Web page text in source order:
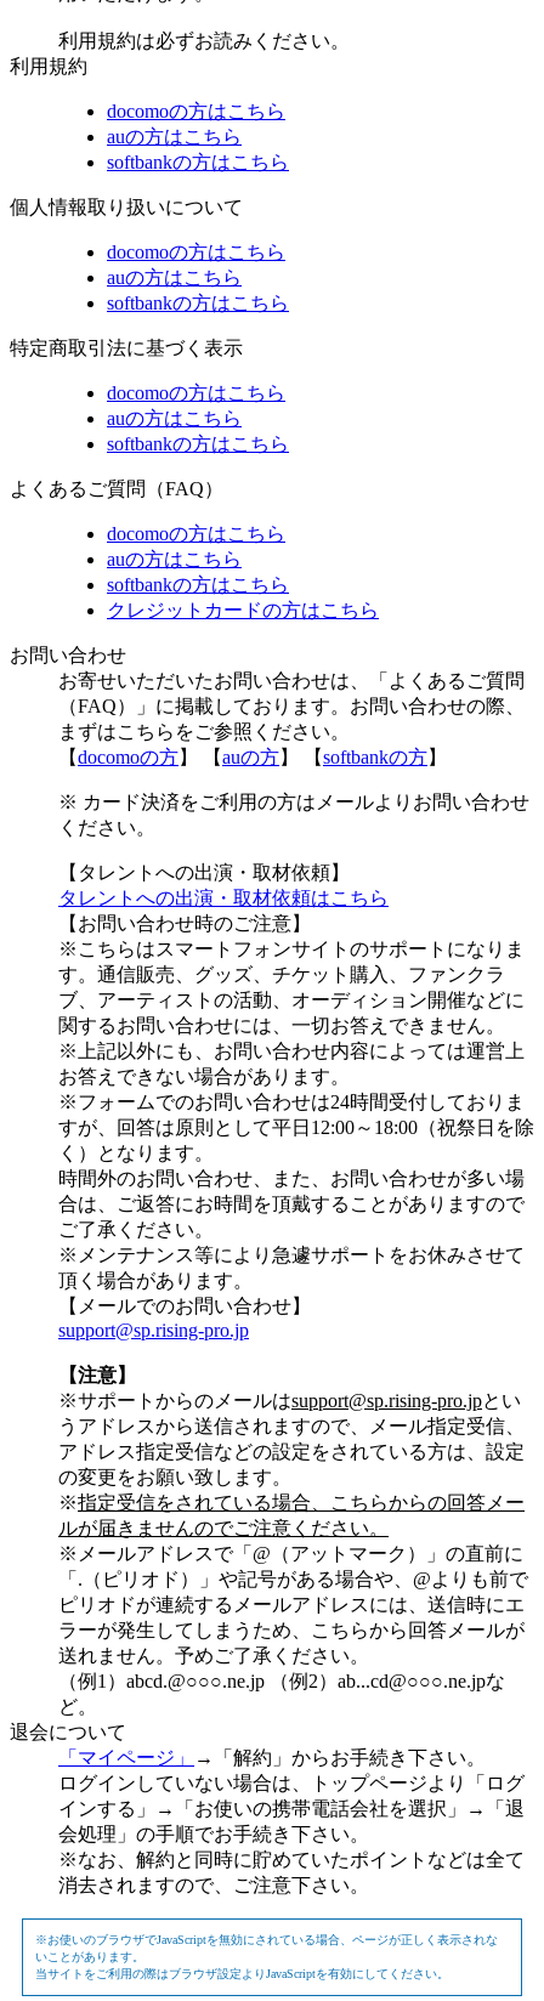
利用規約は必ずお読みください。
利用規約
docomoの方はこちら
auの方はこちら
softbankの方はこちら
個人情報取り扱いについて
docomoの方はこちら
auの方はこちら
softbankの方はこちら
特定商取引法に基づく表示
docomoの方はこちら
auの方はこちら
softbankの方はこちら
よくあるご質問（FAQ）
docomoの方はこちら
auの方はこちら
softbankの方はこちら
クレジットカードの方はこちら
お問い合わせ
お寄せいただいたお問い合わせは、「よくあるご質問
（FAQ）」に掲載しております。お問い合わせの際、
まずはこちらをご参照ください。
【docomoの方】 【auの方】 【softbankの方】
※ カード決済をご利用の方はメールよりお問い合わせ
ください。
【タレントへの出演・取材依頼】
タレントへの出演・取材依頼はこちら
【お問い合わせ時のご注意】
※こちらはスマートフォンサイトのサポートになりま
す。通信販売、グッズ、チケット購入、ファンクラ
ブ、アーティストの活動、オーディション開催などに
関するお問い合わせには、一切お答えできません。
※上記以外にも、お問い合わせ内容によっては運営上
お答えできない場合があります。
※フォームでのお問い合わせは24時間受付しておりま
すが、
回答は原則として平日12:00～18:00（祝祭日を除
く）
となります。
時間外のお問い合わせ、また、お問い合わせが多い場
合は、ご返答にお時間を頂戴することがありますので
ご了承ください。
※メンテナンス等により急遽サポートをお休みさせて
頂く場合があります。
【メールでのお問い合わせ】
support@sp.rising-pro.jp
【注意】
※サポートからのメールはsupport@sp.rising-pro.jpとい
うアドレスから送信されますので、メール指定受信、
アドレス指定受信などの設定をされている方は、設定
の変更をお願い致します。
※指定受信をされている場合、こちらからの回答メー
ルが届きませんのでご注意ください。
※メールアドレスで「@（アットマーク）」の直前に
「.（ピリオド）」や記号がある場合や、@よりも前で
ピリオドが連続するメールアドレスには、送信時にエ
ラーが発生してしまうため、こちらから回答メールが
送れません。予めご了承ください。
（例1）abcd.@○○○.ne.jp （例2）ab...cd@○○○.ne.jpな
ど。
退会について
「マイページ」
→「解約」からお手続き下さい。
ログインしていない場合は、トップページより「ログ
インする」→「お使いの携帯電話会社を選択」→「退
会処理」の手順でお手続き下さい。
※なお、解約と同時に貯めていたポイントなどは全て
消去されますので、ご注意下さい。
※お使いのブラウザでJavaScriptを無効にされている場合、ページが正しく表示されな
いことがあります。
当サイトをご利用の際はブラウザ設定よりJavaScriptを有効にしてください。